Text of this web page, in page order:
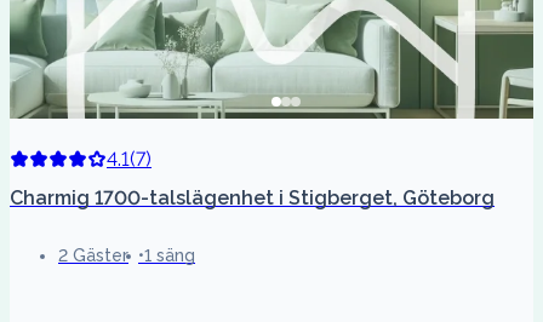
4.1(7)
Charmig 1700-talslägenhet i Stigberget, Göteborg
2 Gäster 1 säng